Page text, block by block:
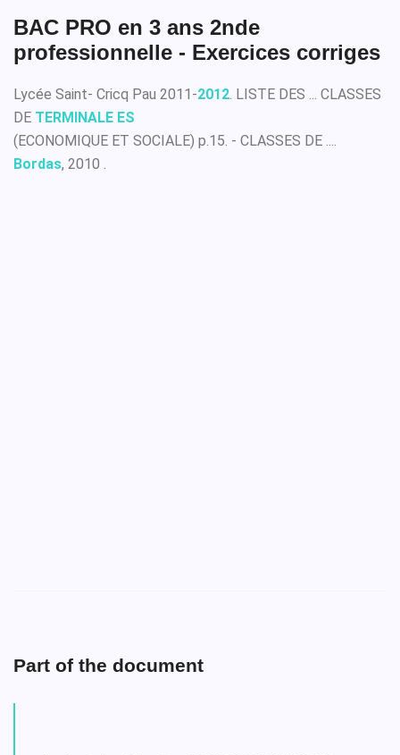
BAC PRO en 3 ans 2nde
professionnelle - Exercices corriges
Lycée Saint- Cricq Pau 2011-2012. LISTE DES ... CLASSES
DE TERMINALE ES
(ECONOMIQUE ET SOCIALE) p.15. - CLASSES DE ....
Bordas, 2010 .
Part of the document